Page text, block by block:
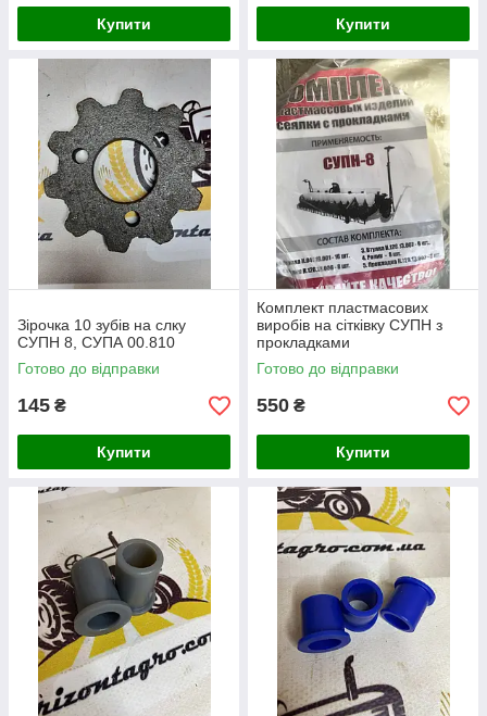
Купити Купити
Зірочка 10 зубів на слку
СУПН 8, СУПА 00.810
Готово до відправки
145 ₴
Купити
Комплект пластмасових
виробів на сітківку СУПН з
прокладками
Готово до відправки
550 ₴
Купити